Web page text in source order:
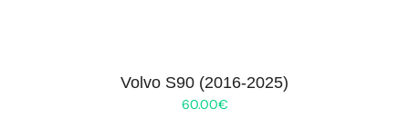
Volvo S90 (2016-2025)
60.00€